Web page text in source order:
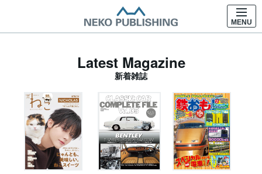
MENU
Latest Magazine
新着雑誌